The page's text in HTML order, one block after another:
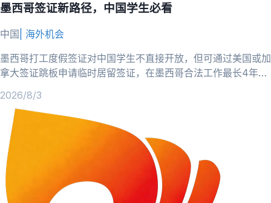
墨西哥签证新路径，中国学生必看
中国
海外机会
墨西哥打工度假签证对中国学生不直接开放，但可通过美国或加
拿大签证跳板申请临时居留签证，在墨西哥合法工作最长4年，
2026/8/3